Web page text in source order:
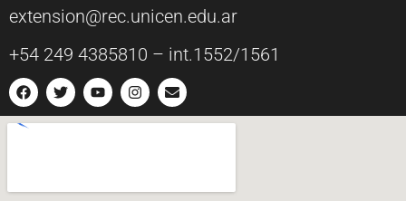
extension@rec.unicen.edu.ar
+54 249 4385810 – int.1552/1561